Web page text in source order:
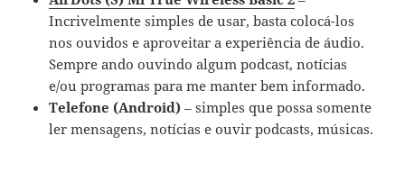
Incrivelmente simples de usar, basta colocá-los
nos ouvidos e aproveitar a experiência de áudio.
Sempre ando ouvindo algum podcast, notícias
e/ou programas para me manter bem informado.
Telefone (Android) – simples que possa somente
ler mensagens, notícias e ouvir podcasts, músicas.